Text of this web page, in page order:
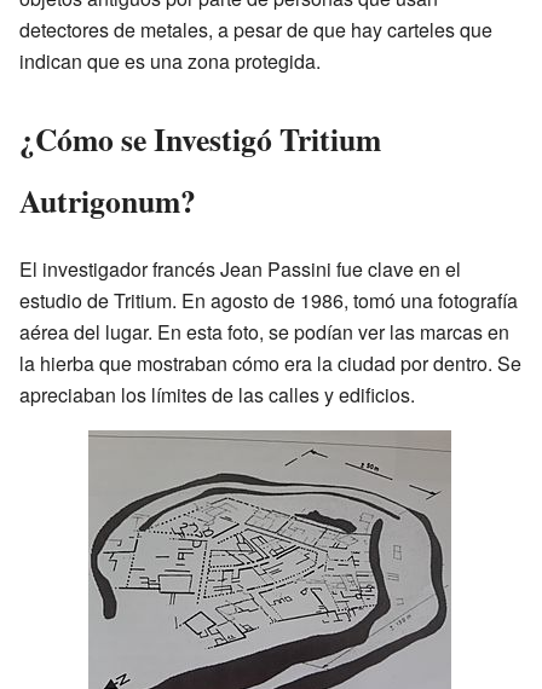
detectores de metales, a pesar de que hay carteles que
indican que es una zona protegida.
¿Cómo se Investigó Tritium
Autrigonum?
El investigador francés Jean Passini fue clave en el
estudio de Tritium. En agosto de 1986, tomó una fotografía
aérea del lugar. En esta foto, se podían ver las marcas en
la hierba que mostraban cómo era la ciudad por dentro. Se
apreciaban los límites de las calles y edificios.